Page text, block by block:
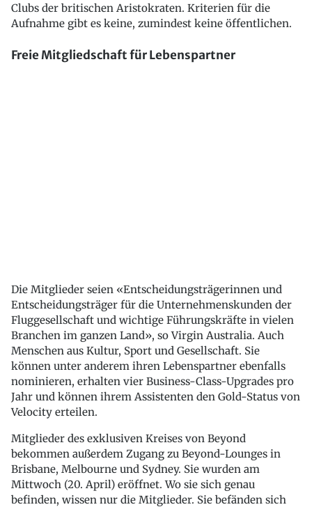
Clubs der britischen Aristokraten. Kriterien für die
Aufnahme gibt es keine, zumindest keine öffentlichen.
Freie Mitgliedschaft für Lebenspartner
Die Mitglieder seien «Entscheidungsträgerinnen und
Entscheidungsträger für die Unternehmenskunden der
Fluggesellschaft und wichtige Führungskräfte in vielen
Branchen im ganzen Land», so Virgin Australia. Auch
Menschen aus Kultur, Sport und Gesellschaft. Sie
können unter anderem ihren Lebenspartner ebenfalls
nominieren, erhalten vier Business-Class-Upgrades pro
Jahr und können ihrem Assistenten den Gold-Status von
Velocity erteilen.
Mitglieder des exklusiven Kreises von Beyond
bekommen außerdem Zugang zu Beyond-Lounges in
Brisbane, Melbourne und Sydney. Sie wurden am
Mittwoch (20. April) eröffnet. Wo sie sich genau
befinden, wissen nur die Mitglieder. Sie befänden sich